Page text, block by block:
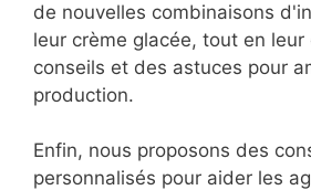
de nouvelles combinaisons
leur crème glacée, tout en
conseils et des astuces pour
production.
Enfin, nous proposons des
personnalisés pour aider les